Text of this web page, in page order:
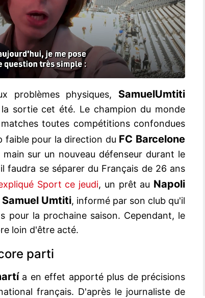
problèmes physiques, SamuelUmtiti
sortie cet été. Le champion du monde
toutes compétitions confondues
faible pour la direction du FC Barcelone
sur un nouveau défenseur durant le
faudra se séparer du Français de 26 ans
Sport ce jeudi, un prêt au Napoli
Samuel Umtiti, informé par son club qu'il
pour la prochaine saison. Cependant, le
loin d'être acté.
parti
a en effet apporté plus de précisions
français. D'après le journaliste de